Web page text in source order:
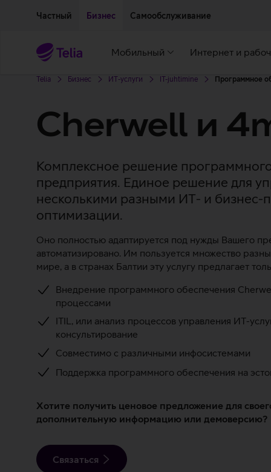
Частный Бизнес Самообслуживание
Мобильный Интернет и
Telia Бизнес ИТ-услуги IT-juhtimine Программное
Cherwell и
Комплексное решение
предприятия. Единое решение для
несколькими разными ИТ- и бизнес-
оптимизации.
Оно полностью адаптируется под нужды Вашего
автоматизировано. Им пользуется множество
мире, а в странах Балтии эту услугу предлагает
Внедрение программного обеспечения
процессами
ITIL, или анализ процессов управления ИТ-
консультирование
Совместимо с различными инфосистемами
Поддержка программного обеспечения на
Хотите получить ценовое предложение для
дополнительную информацию или демоверсию?
Связаться